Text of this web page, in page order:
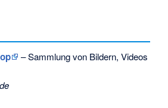
– Sammlung von Bildern, Videos